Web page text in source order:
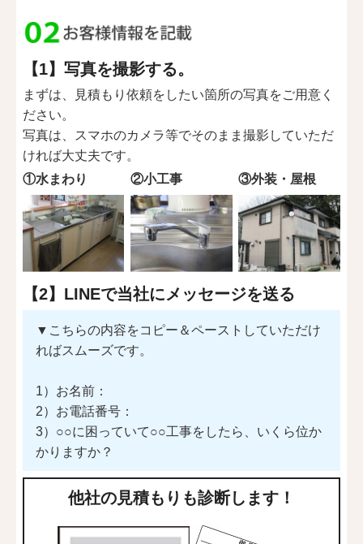
【1】写真を撮影する。
まずは、見積もり依頼をしたい箇所の写真をご用意く
ださい。
写真は、スマホのカメラ等でそのまま撮影していただ
ければ大丈夫です。
①水まわり
②小工事 ③外装・屋根
【2】LINEで当社にメッセージを送る
▼こちらの内容をコピー＆ペーストしていただけ
ればスムーズです。
1）お名前：
2）お電話番号：
3）○○に困っていて○○工事をしたら、いくら位か
かりますか？
他社の見積もりも診断します！